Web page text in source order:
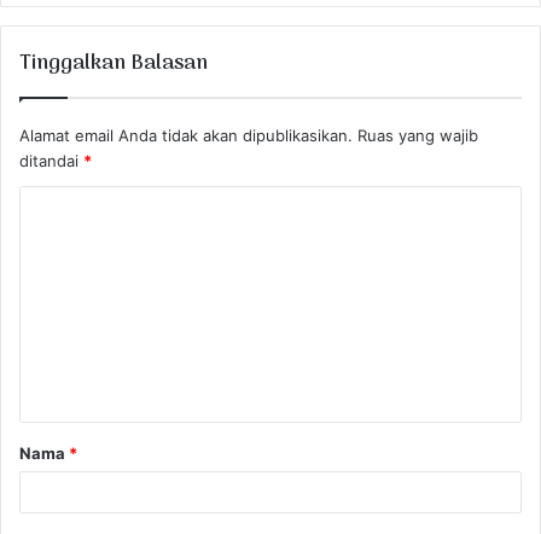
Tinggalkan Balasan
Alamat email Anda tidak akan dipublikasikan. Ruas yang wajib
ditandai *
a
r
Nama *